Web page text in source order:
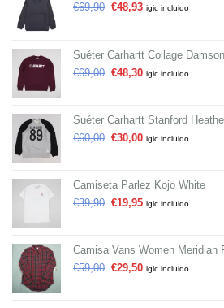
€69,90 €48,93 igic incluido
Suéter Carhartt Collage Damson
€69,00 €48,30 igic incluido
Suéter Carhartt Stanford
€60,00 €30,00 igic incluido
Camiseta Parlez Kojo White
€39,90 €19,95 igic incluido
Camisa Vans Women Meridian
€59,00 €29,50 igic incluido